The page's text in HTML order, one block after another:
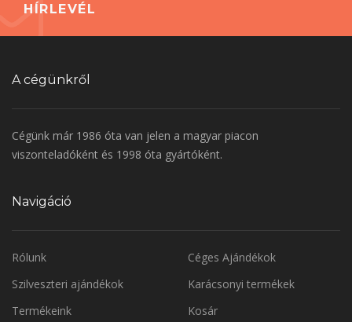
HÍRLEVÉL
A cégünkről
Cégünk már 1986 óta van jelen a magyar piacon
viszonteladóként és 1998 óta gyártóként.
Navigáció
Rólunk
Céges Ajándékok
Szilveszteri ajándékok
Karácsonyi termékek
Termékeink
Kosár